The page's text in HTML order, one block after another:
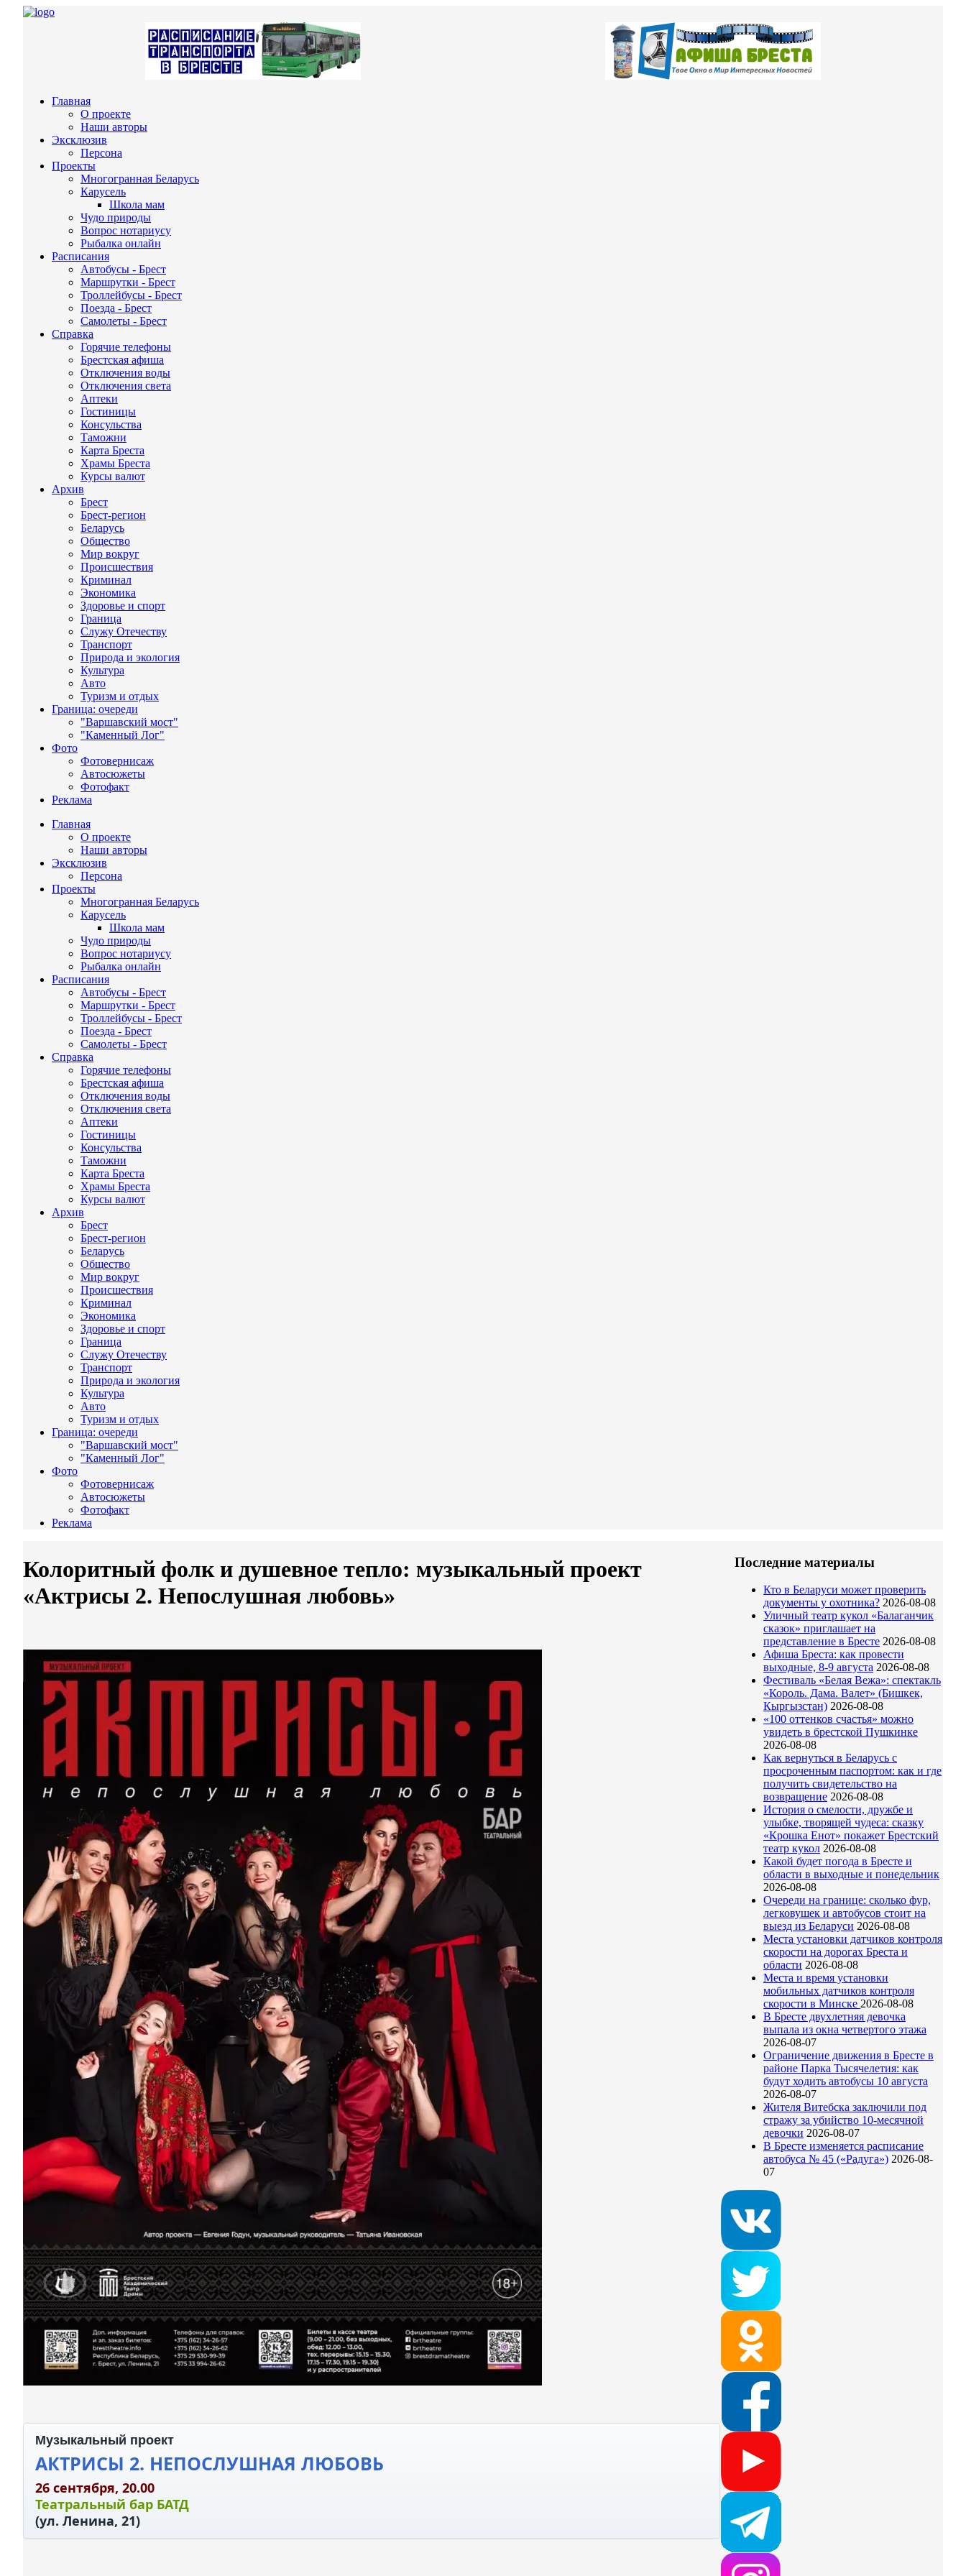
Главная
О проекте
Наши авторы
Эксклюзив
Персона
Проекты
Многогранная Беларусь
Карусель
Школа мам
Чудо природы
Вопрос нотариусу
Рыбалка онлайн
Расписания
Автобусы - Брест
Маршрутки - Брест
Троллейбусы - Брест
Поезда - Брест
Самолеты - Брест
Справка
Горячие телефоны
Брестская афиша
Отключения воды
Отключения света
Аптеки
Гостиницы
Консульства
Таможни
Карта Бреста
Храмы Бреста
Курсы валют
Архив
Брест
Брест-регион
Беларусь
Общество
Мир вокруг
Происшествия
Криминал
Экономика
Здоровье и спорт
Граница
Служу Отечеству
Транспорт
Природа и экология
Культура
Авто
Туризм и отдых
Граница: очереди
"Варшавский мост"
"Каменный Лог"
Фото
Фотовернисаж
Автосюжеты
Фотофакт
Реклама
Главная
О проекте
Наши авторы
Эксклюзив
Персона
Проекты
Многогранная Беларусь
Карусель
Школа мам
Чудо природы
Вопрос нотариусу
Рыбалка онлайн
Расписания
Автобусы - Брест
Маршрутки - Брест
Троллейбусы - Брест
Поезда - Брест
Самолеты - Брест
Справка
Горячие телефоны
Брестская афиша
Отключения воды
Отключения света
Аптеки
Гостиницы
Консульства
Таможни
Карта Бреста
Храмы Бреста
Курсы валют
Архив
Брест
Брест-регион
Беларусь
Общество
Мир вокруг
Происшествия
Криминал
Экономика
Здоровье и спорт
Граница
Служу Отечеству
Транспорт
Природа и экология
Культура
Авто
Туризм и отдых
Граница: очереди
"Варшавский мост"
"Каменный Лог"
Фото
Фотовернисаж
Автосюжеты
Фотофакт
Реклама
Колоритный фолк и душевное тепло: музыкальный проект
«Актрисы 2. Непослушная любовь»
Музыкальный проект
АКТРИСЫ 2. НЕПОСЛУШНАЯ ЛЮБОВЬ
26 сентября, 20.00
Театральный бар БАТД
(ул. Ленина, 21)
Последние материалы
Кто в Беларуси может проверить
документы у охотника? 2026-08-08
Уличный театр кукол «Балаганчик
сказок» приглашает на
представление в Бресте 2026-08-08
Афиша Бреста: как провести
выходные, 8-9 августа 2026-08-08
Фестиваль «Белая Вежа»: спектакль
«Король. Дама. Валет» (Бишкек,
Кыргызстан) 2026-08-08
«100 оттенков счастья» можно
увидеть в брестской Пушкинке
2026-08-08
Как вернуться в Беларусь с
просроченным паспортом: как и где
получить свидетельство на
возвращение 2026-08-08
История о смелости, дружбе и
улыбке, творящей чудеса: сказку
«Крошка Енот» покажет Брестский
театр кукол 2026-08-08
Какой будет погода в Бресте и
области в выходные и понедельник
2026-08-08
Очереди на границе: сколько фур,
легковушек и автобусов стоит на
выезд из Беларуси 2026-08-08
Места установки датчиков контроля
скорости на дорогах Бреста и
области 2026-08-08
Места и время установки
мобильных датчиков контроля
скорости в Минске 2026-08-08
В Бресте двухлетняя девочка
выпала из окна четвертого этажа
2026-08-07
Ограничение движения в Бресте в
районе Парка Тысячелетия: как
будут ходить автобусы 10 августа
2026-08-07
Жителя Витебска заключили под
стражу за убийство 10-месячной
девочки 2026-08-07
В Бресте изменяется расписание
автобуса № 45 («Радуга») 2026-08-
07